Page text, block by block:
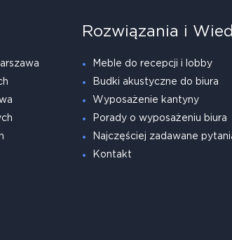
Rozwiązania i
Meble do recepcji i lobby
Budki akustyczne do biura
Wyposażenie kantyny
Porady o wyposażeniu biura
Najczęściej zadawane
Kontakt